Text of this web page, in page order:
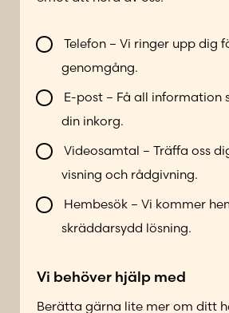
n
u
e
V
i
l
b
i
n
t
Telefon – Vi ringer upp dig
genomgång.
E-post – Få all information
din inkorg.
Videosamtal – Träffa oss
visning och rådgivning.
Hembesök – Vi kommer
skräddarsydd lösning.
Vi behöver hjälp med
Berätta gärna lite mer om ditt